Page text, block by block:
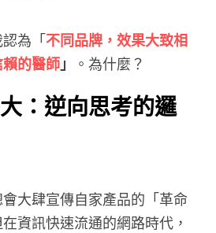
為「不同品牌，效果大致相
的醫師 」 。為什麼？
：逆向思考的邏
大肆宣傳自家產品的「革命
資訊快速流通的網路時代，